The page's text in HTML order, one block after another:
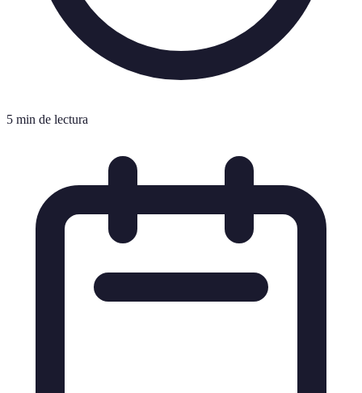
5 min de lectura